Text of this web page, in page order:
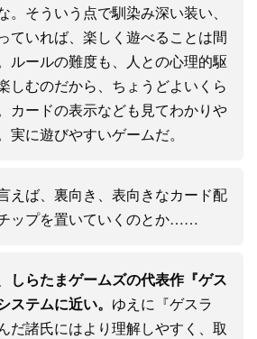
。そういう点で馴染み深い装い、
ていれば、楽しく遊べることは間
ルールの難度も、人との心理的駆
しむのだから、ちょうどよいくら
カードの表示なども見てわかりや
実に遊びやすいゲームだ。
えば、裏向き、表向きなカード配
ップを置いていくのとか……
しらたまゲームズの代表作『ゲス
ステムに近い。 ゆえに『ゲスラ
だ諸氏にはより理解しやすく、取